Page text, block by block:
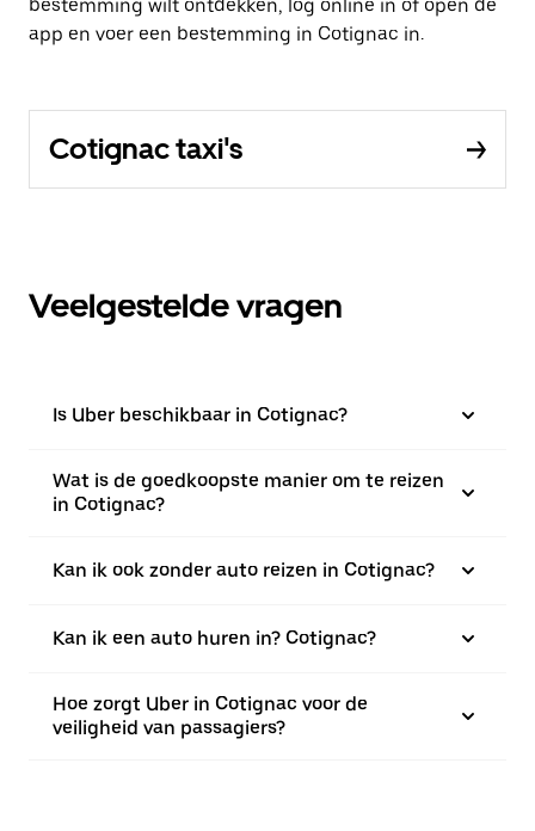
bestemming wilt ontdekken, log online in of open de
app en voer een bestemming in Cotignac in.
Cotignac taxi's
Veelgestelde vragen
Is Uber beschikbaar in Cotignac?
Wat is de goedkoopste manier om te reizen
in Cotignac?
Kan ik ook zonder auto reizen in Cotignac?
Kan ik een auto huren in? Cotignac?
Hoe zorgt Uber in Cotignac voor de
veiligheid van passagiers?